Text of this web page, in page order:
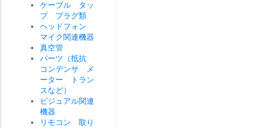
ケーブル タッ
プ プラグ類
ヘッドフォン
マイク関連機器
真空管
パーツ（抵抗
コンデンサ メ
ーター トラン
スなど）
ビジュアル関連
機器
リモコン 取り